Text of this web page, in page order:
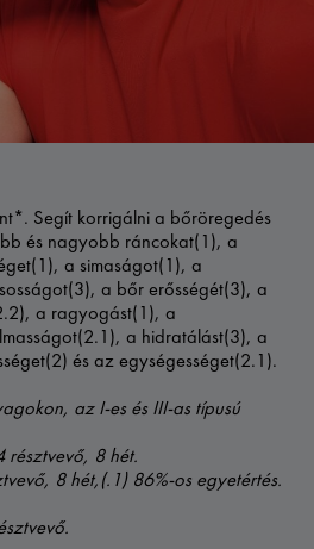
Segít korrigálni a bőröregedés
és nagyobb ráncokat(1), a
a simaságot(1), a
a bőr erősségét(3), a
a ragyogást(1), a
a hidratálást(3), a
és az egységességet(2.1).
az I-es és III-as típusú
résztvevő, 8 hét.
8 hét,(.1) 86%-os egyetértés.